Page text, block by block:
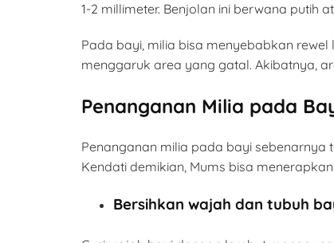
1-2 millimeter. Benjolan ini berwana putih
Pada bayi, milia bisa menyebabkan
menggaruk area yang gatal. Akibatnya,
Penanganan Milia pada
Penanganan milia pada bayi sebenarnya
Kendati demikian, Mums bisa
Bersihkan wajah dan tubuh